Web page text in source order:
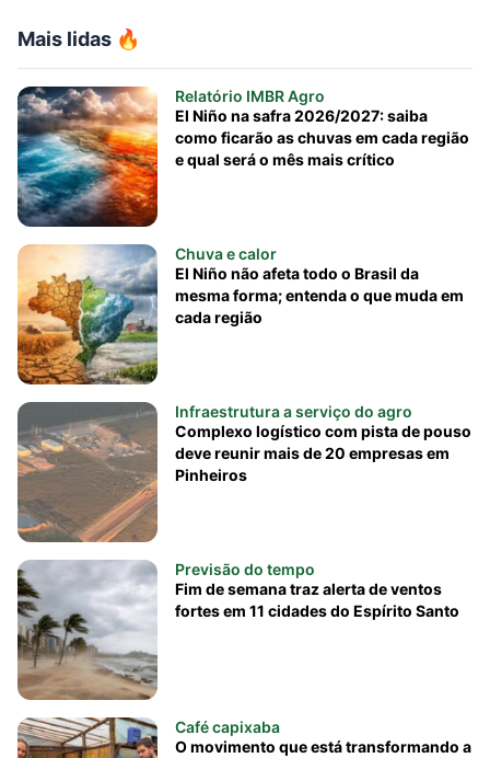
Mais lidas 🔥
Relatório IMBR Agro
El Niño na safra 2026/2027: saiba
como ficarão as chuvas em cada região
e qual será o mês mais crítico
Chuva e calor
El Niño não afeta todo o Brasil da
mesma forma; entenda o que muda em
cada região
Infraestrutura a serviço do agro
Complexo logístico com pista de pouso
deve reunir mais de 20 empresas em
Pinheiros
Previsão do tempo
Fim de semana traz alerta de ventos
fortes em 11 cidades do Espírito Santo
Café capixaba
O movimento que está transformando a